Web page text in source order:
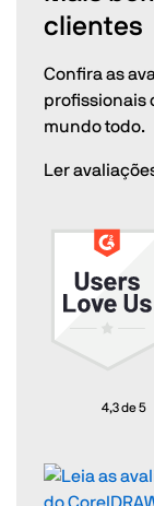
clientes
Confira as
profissionais
mundo todo.
Ler
4,3 de 5